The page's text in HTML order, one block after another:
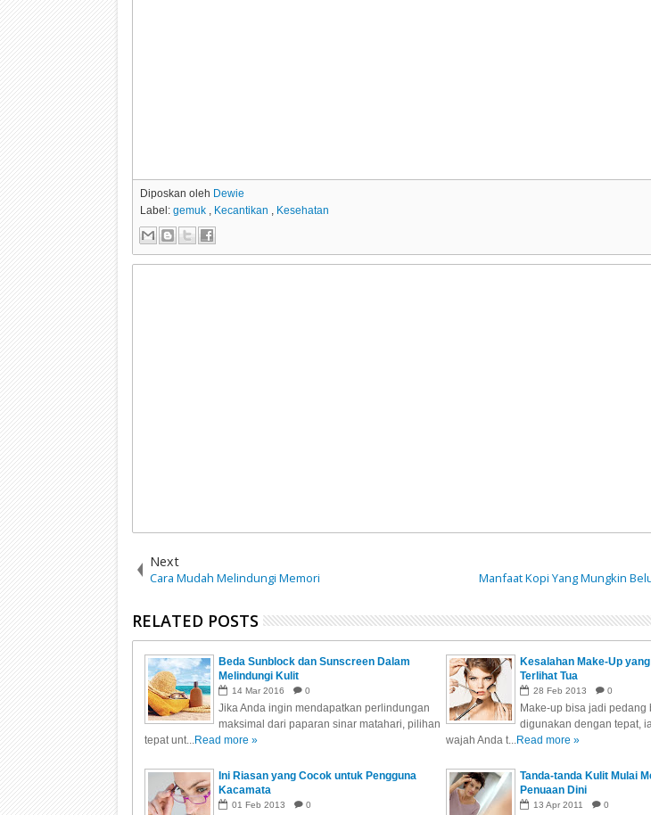
Diposkan oleh Dewie
Label:gemuk , Kecantikan , Kesehatan
Next
Cara Mudah Melindungi Memori Manfaat Kopi Yang Mungkin
RELATED POSTS
Beda Sunblock dan Sunscreen Dalam
Melindungi Kulit
14 Mar 2016 0
Jika Anda ingin mendapatkan perlindungan
maksimal dari paparan sinar matahari, pilihan
tepat unt...Read more »
Kesalahan Make-Up
Terlihat Tua
28 Feb 2013 0
Make-up bisa jadi pedang
digunakan dengan tepat,
wajah Anda t...Read more »
Ini Riasan yang Cocok untuk Pengguna
Kacamata
01 Feb 2013 0
Tanda-tanda Kulit Mulai
Penuaan Dini
13 Apr 2011 0